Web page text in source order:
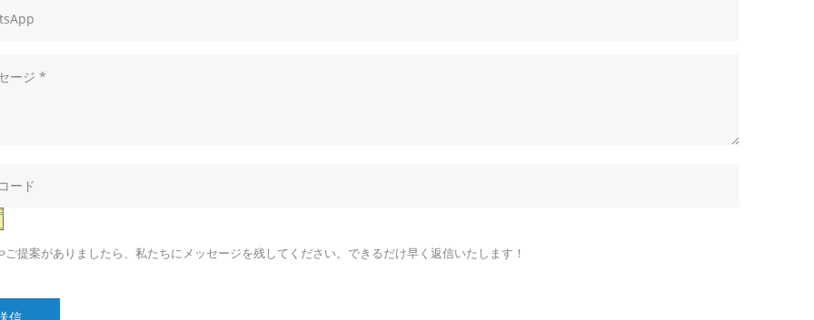
ご提案がありましたら、私たちにメッセージを残してください。できるだけ早く返信いたします！